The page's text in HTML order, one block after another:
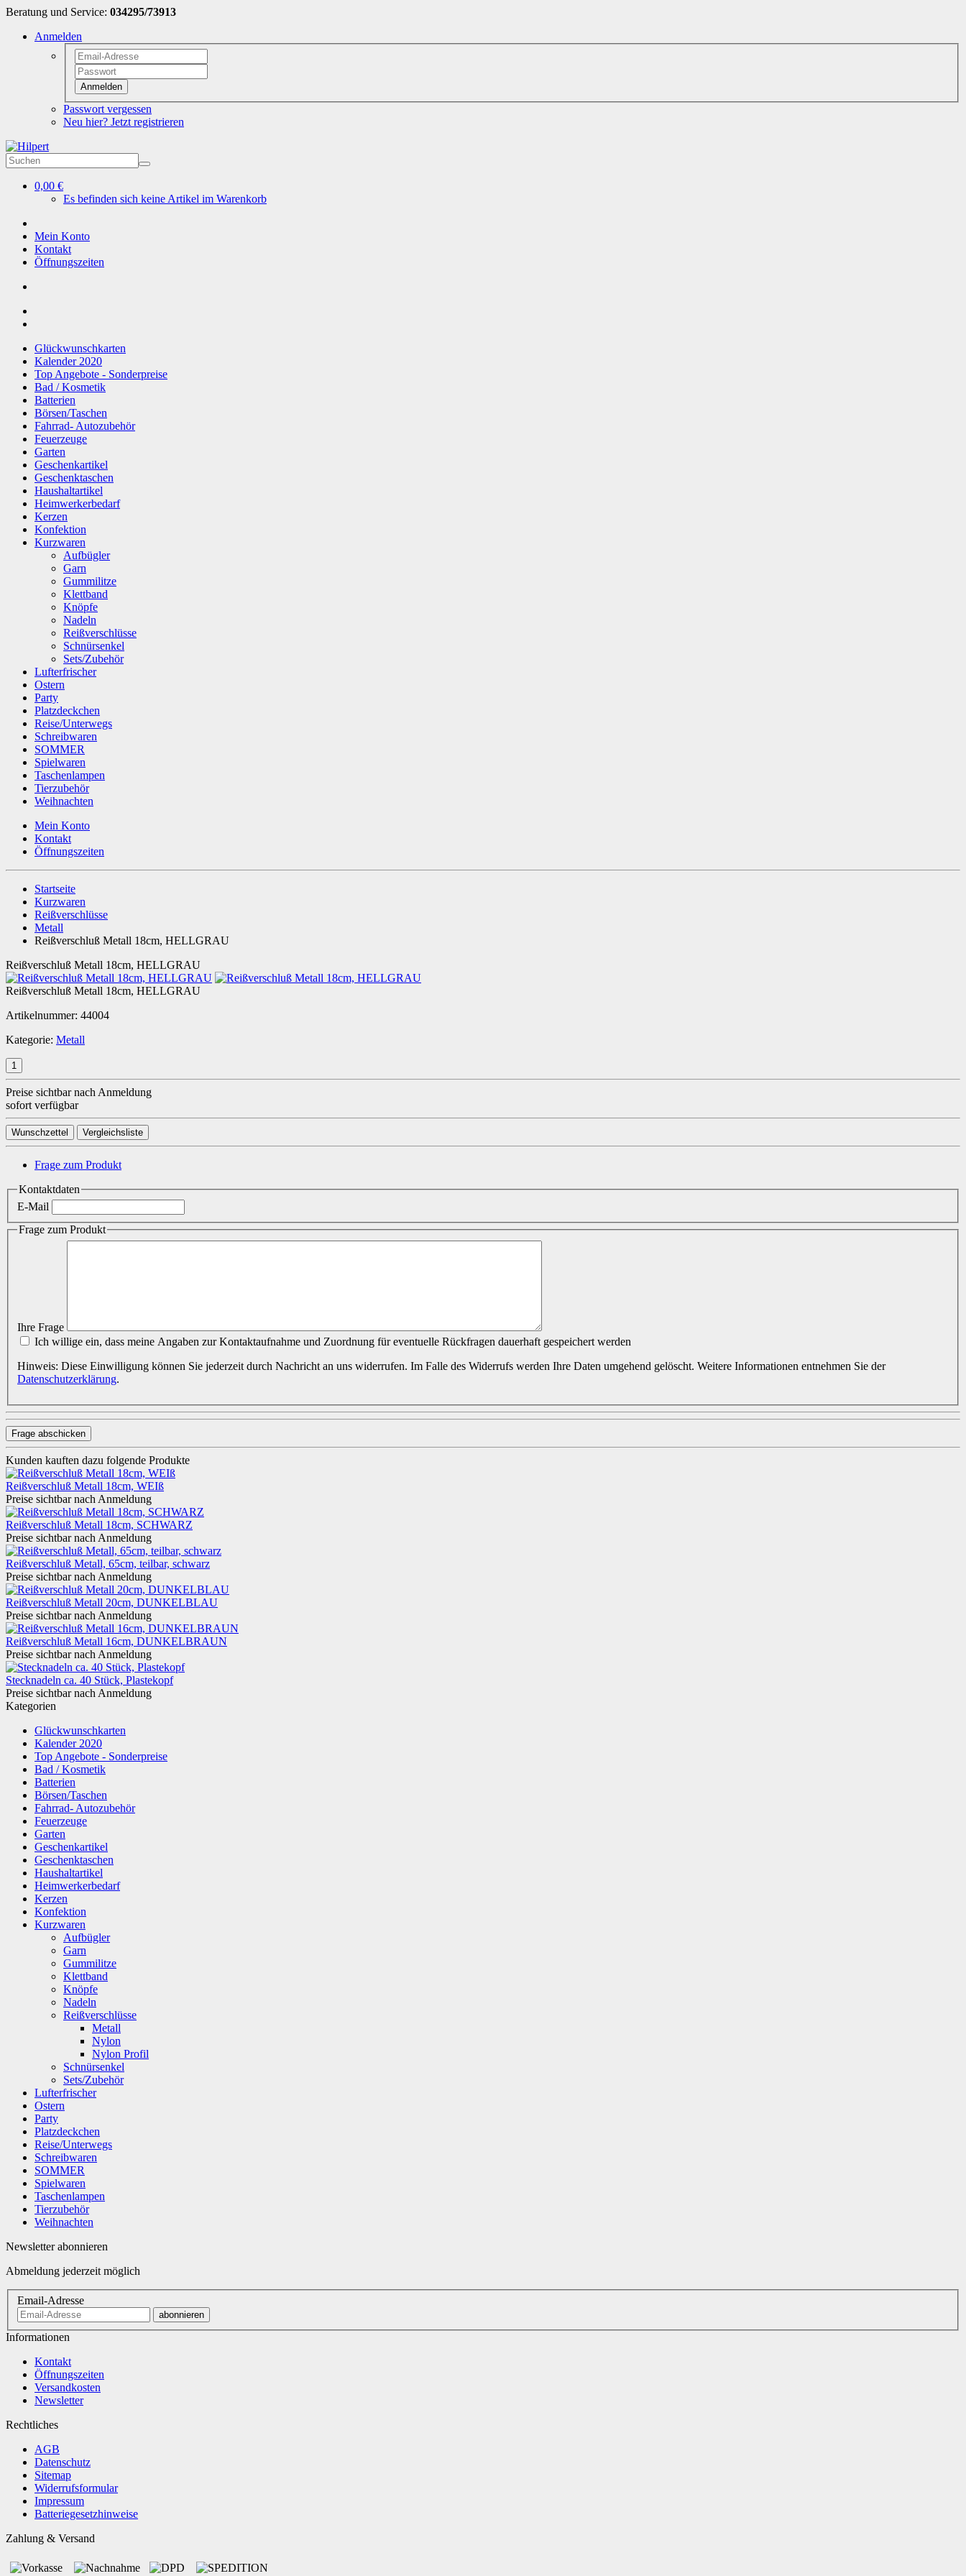
Beratung und Service: 034295/73913
Anmelden
Anmelden
Passwort vergessen
Neu hier? Jetzt registrieren
0,00 €
Es befinden sich keine Artikel im Warenkorb
Mein Konto
Kontakt
Öffnungszeiten
Glückwunschkarten
Kalender 2020
Top Angebote - Sonderpreise
Bad / Kosmetik
Batterien
Börsen/Taschen
Fahrrad- Autozubehör
Feuerzeuge
Garten
Geschenkartikel
Geschenktaschen
Haushaltartikel
Heimwerkerbedarf
Kerzen
Konfektion
Kurzwaren
Aufbügler
Garn
Gummilitze
Klettband
Knöpfe
Nadeln
Reißverschlüsse
Schnürsenkel
Sets/Zubehör
Lufterfrischer
Ostern
Party
Platzdeckchen
Reise/Unterwegs
Schreibwaren
SOMMER
Spielwaren
Taschenlampen
Tierzubehör
Weihnachten
Mein Konto
Kontakt
Öffnungszeiten
Startseite
Kurzwaren
Reißverschlüsse
Metall
Reißverschluß Metall 18cm, HELLGRAU
Reißverschluß Metall 18cm, HELLGRAU
Reißverschluß Metall 18cm, HELLGRAU
Artikelnummer: 44004
Kategorie: Metall
Preise sichtbar nach Anmeldung
sofort verfügbar
Wunschzettel Vergleichsliste
Frage zum Produkt
Kontaktdaten
E-Mail
Frage zum Produkt
Ihre Frage
Ich willige ein, dass meine Angaben zur Kontaktaufnahme und Zuordnung für eventuelle Rückfragen dauerhaft gespeichert werden
Hinweis: Diese Einwilligung können Sie jederzeit durch Nachricht an uns widerrufen. Im Falle des Widerrufs werden Ihre Daten umgehend gelöscht. Weitere Informationen entnehmen Sie der
Datenschutzerklärung.
Frage abschicken
Kunden kauften dazu folgende Produkte
Reißverschluß Metall 18cm, WEIß
Preise sichtbar nach Anmeldung
Reißverschluß Metall 18cm, SCHWARZ
Preise sichtbar nach Anmeldung
Reißverschluß Metall, 65cm, teilbar, schwarz
Preise sichtbar nach Anmeldung
Reißverschluß Metall 20cm, DUNKELBLAU
Preise sichtbar nach Anmeldung
Reißverschluß Metall 16cm, DUNKELBRAUN
Preise sichtbar nach Anmeldung
Stecknadeln ca. 40 Stück, Plastekopf
Preise sichtbar nach Anmeldung
Kategorien
Glückwunschkarten
Kalender 2020
Top Angebote - Sonderpreise
Bad / Kosmetik
Batterien
Börsen/Taschen
Fahrrad- Autozubehör
Feuerzeuge
Garten
Geschenkartikel
Geschenktaschen
Haushaltartikel
Heimwerkerbedarf
Kerzen
Konfektion
Kurzwaren
Aufbügler
Garn
Gummilitze
Klettband
Knöpfe
Nadeln
Reißverschlüsse
Metall
Nylon
Nylon Profil
Schnürsenkel
Sets/Zubehör
Lufterfrischer
Ostern
Party
Platzdeckchen
Reise/Unterwegs
Schreibwaren
SOMMER
Spielwaren
Taschenlampen
Tierzubehör
Weihnachten
Newsletter abonnieren
Abmeldung jederzeit möglich
Email-Adresse
abonnieren
Informationen
Kontakt
Öffnungszeiten
Versandkosten
Newsletter
Rechtliches
AGB
Datenschutz
Sitemap
Widerrufsformular
Impressum
Batteriegesetzhinweise
Zahlung & Versand